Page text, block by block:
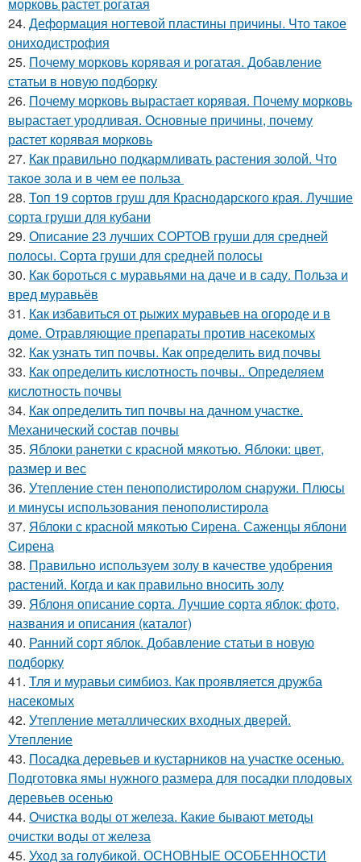
морковь растет рогатая
24. Деформация ногтевой пластины причины. Что такое
ониходистрофия
25. Почему морковь корявая и рогатая. Добавление
статьи в новую подборку
26. Почему морковь вырастает корявая. Почему морковь
вырастает уродливая. Основные причины, почему
растет корявая морковь
27. Как правильно подкармливать растения золой. Что
такое зола и в чем ее польза
28. Топ 19 сортов груш для Краснодарского края. Лучшие
сорта груши для кубани
29. Описание 23 лучших СОРТОВ груши для средней
полосы. Сорта груши для средней полосы
30. Как бороться с муравьями на даче и в саду. Польза и
вред муравьёв
31. Как избавиться от рыжих муравьев на огороде и в
доме. Отравляющие препараты против насекомых
32. Как узнать тип почвы. Как определить вид почвы
33. Как определить кислотность почвы.. Определяем
кислотность почвы
34. Как определить тип почвы на дачном участке.
Механический состав почвы
35. Яблоки ранетки с красной мякотью. Яблоки: цвет,
размер и вес
36. Утепление стен пенополистиролом снаружи. Плюсы
и минусы использования пенополистирола
37. Яблоки с красной мякотью Сирена. Саженцы яблони
Сирена
38. Правильно используем золу в качестве удобрения
растений. Когда и как правильно вносить золу
39. Яблоня описание сорта. Лучшие сорта яблок: фото,
названия и описания (каталог)
40. Ранний сорт яблок. Добавление статьи в новую
подборку
41. Тля и муравьи симбиоз. Как проявляется дружба
насекомых
42. Утепление металлических входных дверей.
Утепление
43. Посадка деревьев и кустарников на участке осенью.
Подготовка ямы нужного размера для посадки плодовых
деревьев осенью
44. Очистка воды от железа. Какие бывают методы
очистки воды от железа
45. Уход за голубикой. ОСНОВНЫЕ ОСОБЕННОСТИ